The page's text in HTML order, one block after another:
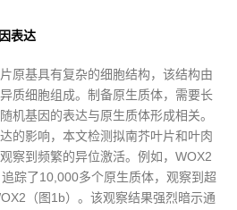
表达
原基具有复杂的细胞结构，该结构由
质细胞组成。制备原生质体，需要长
机基因的表达与原生质体形成相关。
的影响，本文检测拟南芥叶片和叶肉
察到频繁的异位激活。例如，WOX2
踪了10,000多个原生质体，观察到超
（图1b）。该观察结果强烈暗示通